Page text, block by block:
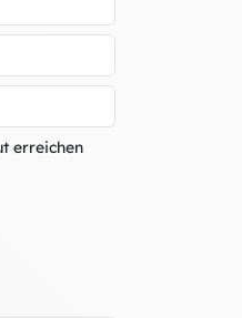
erreichen